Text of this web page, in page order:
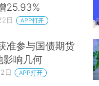
25.93%
日 APP打开
准参与国债期货
影响几何
日 APP打开